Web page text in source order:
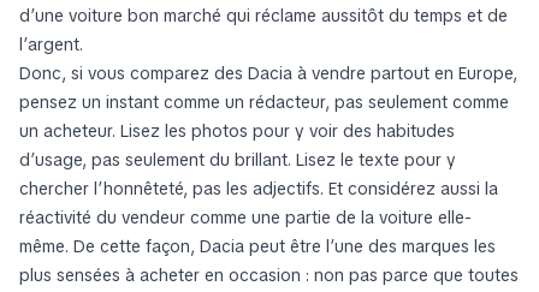
d’une voiture bon marché qui réclame aussitôt du temps et de
l’argent.
Donc, si vous comparez des Dacia à vendre partout en Europe,
pensez un instant comme un rédacteur, pas seulement comme
un acheteur. Lisez les photos pour y voir des habitudes
d’usage, pas seulement du brillant. Lisez le texte pour y
chercher l’honnêteté, pas les adjectifs. Et considérez aussi la
réactivité du vendeur comme une partie de la voiture elle-
même. De cette façon, Dacia peut être l’une des marques les
plus sensées à acheter en occasion : non pas parce que toutes